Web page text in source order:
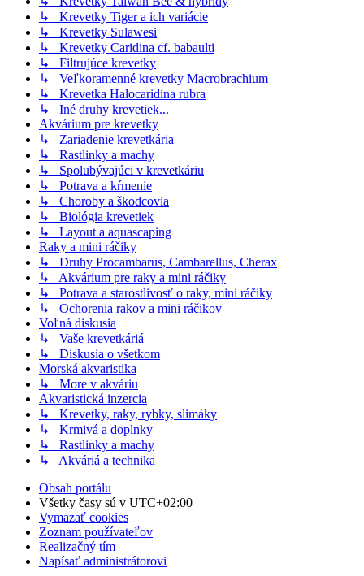
↳ Krevetky Tiger a ich variácie
↳ Krevetky Sulawesi
↳ Krevetky Caridina cf. babaulti
↳ Filtrujúce krevetky
↳ Veľkoramenné krevetky Macrobrachium
↳ Krevetka Halocaridina rubra
↳ Iné druhy krevetiek...
Akvárium pre krevetky
↳ Zariadenie krevetkária
↳ Rastlinky a machy
↳ Spolubývajúci v krevetkáriu
↳ Potrava a kŕmenie
↳ Choroby a škodcovia
↳ Biológia krevetiek
↳ Layout a aquascaping
Raky a mini ráčiky
↳ Druhy Procambarus, Cambarellus, Cherax
↳ Akvárium pre raky a mini ráčiky
↳ Potrava a starostlivosť o raky, mini ráčiky
↳ Ochorenia rakov a mini ráčikov
Voľná diskusia
↳ Vaše krevetkáriá
↳ Diskusia o všetkom
Morská akvaristika
↳ More v akváriu
Akvaristická inzercia
↳ Krevetky, raky, rybky, slimáky
↳ Krmivá a doplnky
↳ Rastlinky a machy
↳ Akváriá a technika
Obsah portálu
Všetky časy sú v UTC+02:00
Vymazať cookies
Zoznam používateľov
Realizačný tím
Napísať administrátorovi